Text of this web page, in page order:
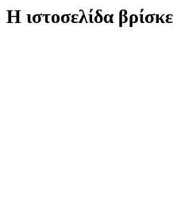
Η ιστοσελίδα